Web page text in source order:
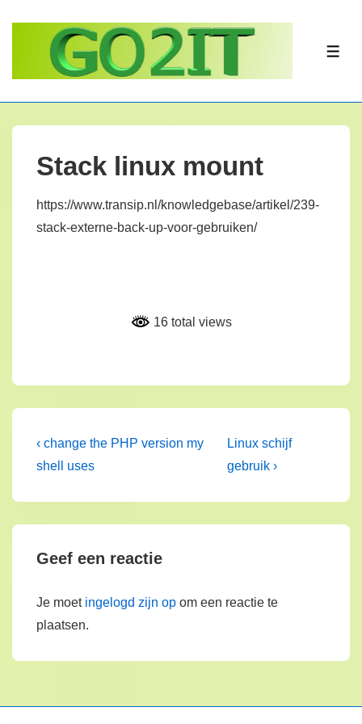
Doorgaan
hoofdinhoud
Stack linux mount
https://www.transip.nl/knowledgebase/artikel/239-
stack-externe-back-up-voor-gebruiken/
16 total views
Bericht
navigatie
Vorig
bericht
‹ change the PHP version my
shell uses
Volgende
bericht
Linux schijf
gebruik ›
Geef een reactie
Je moet ingelogd zijn op om een reactie te
plaatsen.